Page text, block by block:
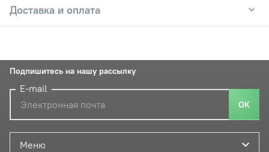
Доставка и оплата
Меню
Подпишитесь на нашу рассылку
E-mail
ОК